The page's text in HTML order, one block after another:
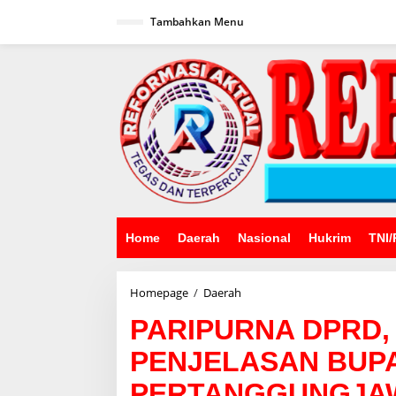
Tambahkan Menu
Home Daerah Nasional Hukrim TNI/
Homepage / Daerah
PENYAMPAIAN
NOTA
PENJELASAN
BUPATI
ATAS
PARIPURNA
PENJELASAN